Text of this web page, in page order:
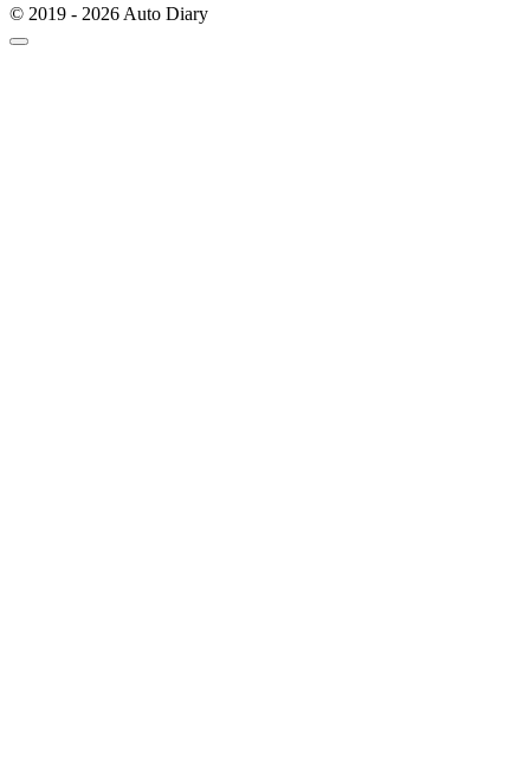
© 2019 - 2026 Auto Diary